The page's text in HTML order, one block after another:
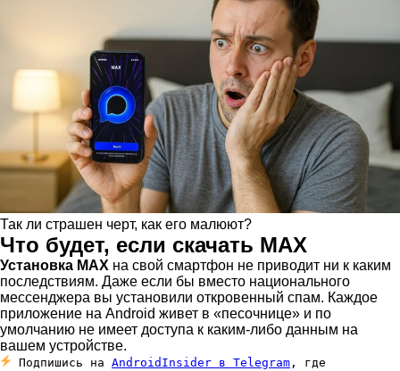
Так ли страшен черт, как его малюют?
Что будет, если скачать MAX
Установка MAX на свой смартфон не приводит ни к каким
последствиям. Даже если бы вместо национального
мессенджера вы установили откровенный спам. Каждое
приложение на Android живет в «песочнице» и по
умолчанию не имеет доступа к каким-либо данным на
вашем устройстве.
Подпишись на AndroidInsider в Telegram , где